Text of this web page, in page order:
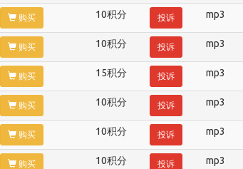
购买 10积分 投诉 mp3
购买 10积分 投诉 mp3
购买 15积分 投诉 mp3
购买 10积分 投诉 mp3
购买 10积分 投诉 mp3
购买 10积分 投诉 mp3